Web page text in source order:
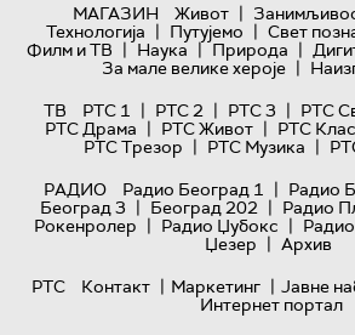
МАГАЗИН
Живот |
Технологијa | Путујемо | Свет
Филм и ТВ | Наука | Природа |
За мале велике хероје |
ТВ
РТС 1 | РТС 2 | РТС 3 | РТС
РТС Драма | РТС Живот | РТС
РТС Трезор | РТС Музика |
РАДИО
Радио Београд 1 | Радио
Београд 3 | Београд 202 | Радио
Рокенролер | Радио Џубокс |
Џезер | Архив
РТС
Контакт | Маркетинг | Јавне
Интернет портал